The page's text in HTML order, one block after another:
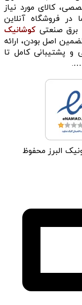
کالای مورد نیاز
در فروشگاه آنلاین
برق صنعتی کوشانیک
وجه، تضمین اصل بودن، ارائه
و پشتیبانی کامل تا
البرز محفوظ